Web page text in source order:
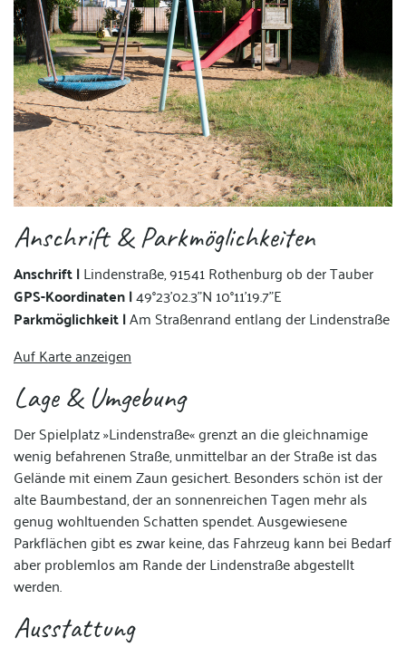
Anschrift & Parkmöglichkeiten
Anschrift |Lindenstraße, 91541 Rothenburg ob der Tauber
GPS-Koordinaten |49°23'02.3"N 10°11'19.7"E
Parkmöglichkeit |Am Straßenrand entlang der Lindenstraße
Auf Karte anzeigen
Lage & Umgebung
Der Spielplatz »Lindenstraße« grenzt an die gleichnamige
wenig befahrenen Straße, unmittelbar an der Straße ist das
Gelände mit einem Zaun gesichert. Besonders schön ist der
alte Baumbestand, der an sonnenreichen Tagen mehr als
genug wohltuenden Schatten spendet. Ausgewiesene
Parkflächen gibt es zwar keine, das Fahrzeug kann bei Bedarf
aber problemlos am Rande der Lindenstraße abgestellt
werden.
Ausstattung